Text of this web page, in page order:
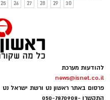
25 26 27 28 29 30
להודעות מערכת
news@isnet.co.il
פרסום באתר ראשון נט ורשת ישראל נט
התקשרו -050-7870908